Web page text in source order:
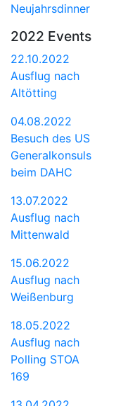
Neujahrsdinner
2022 Events
22.10.2022
Ausflug nach
Altötting
04.08.2022
Besuch des US
Generalkonsuls
beim DAHC
13.07.2022
Ausflug nach
Mittenwald
15.06.2022
Ausflug nach
Weißenburg
18.05.2022
Ausflug nach
Polling STOA
169